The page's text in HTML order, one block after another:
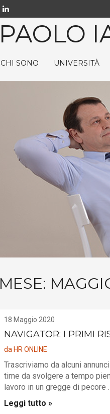
PAOLO
CHI SONO UNIVERSITÀ
MESE:
18 Maggio 2020
NAVIGATOR: I PRIMI
da HR ONLINE
Trascriviamo da alcuni
time da svolgere a tempo
lavoro in un gregge di pecore
Leggi tutto »